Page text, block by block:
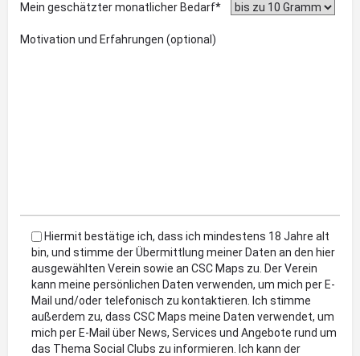
Mein geschätzter monatlicher Bedarf*
Motivation und Erfahrungen (optional)
Hiermit bestätige ich, dass ich mindestens 18 Jahre alt
bin, und stimme der Übermittlung meiner Daten an den hier
ausgewählten Verein sowie an CSC Maps zu. Der Verein
kann meine persönlichen Daten verwenden, um mich per E-
Mail und/oder telefonisch zu kontaktieren. Ich stimme
außerdem zu, dass CSC Maps meine Daten verwendet, um
mich per E-Mail über News, Services und Angebote rund um
das Thema Social Clubs zu informieren. Ich kann der